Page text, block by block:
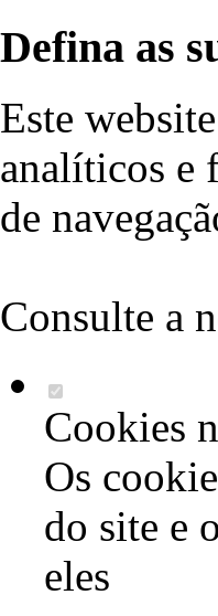
Defina as
Este
analíticos e
de
Consulte a
Cookies
Os
do site e
eles